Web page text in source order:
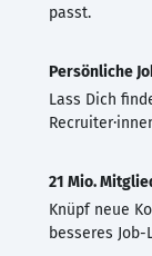
passt.
Persönliche
Lass Dich
21 Mio.
Knüpf neue
besseres Job-